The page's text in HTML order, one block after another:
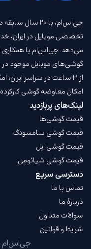
جی‌اس‌ام، با ۲۰
تخصصی موبایل در ایران،
می‌دهد. جی‌اس‌ام با همکاری
گوشی‌های موبایل موجود در
از ۳ ساعت در سراسر
امکان معاوضه گوشی
لینک‌های پربازدید
قیمت گوشی‌ها
قیمت گوشی سامسونگ
قیمت گوشی اپل
قیمت گوشی شیائومی
دسترسی سریع
تماس با ما
دربارهٔ ما
سوالات متداول
شرایط و قوانین
جی‌اس‌ام